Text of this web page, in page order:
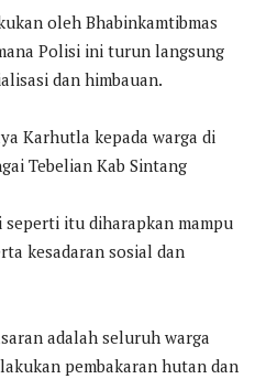
oleh Bhabinkamtibmas
Polisi ini turun langsung
dan himbauan.
Karhutla kepada warga di
Tebelian Kab Sintang
seperti itu diharapkan mampu
kesadaran sosial dan
adalah seluruh warga
pembakaran hutan dan